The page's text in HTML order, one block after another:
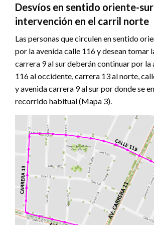
Desvíos en sentido oriente-
intervención en el carril norte
Las personas que circulen en sentido
por la avenida calle 116 y desean tomar
carrera 9 al sur deberán continuar por la
116 al occidente, carrera 13 al norte,
y avenida carrera 9 al sur por donde se
recorrido habitual (Mapa 3).